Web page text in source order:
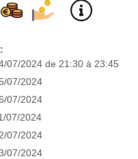
07/2024 de 21:30 à 23:45
07/2024
07/2024
07/2024
07/2024
07/2024